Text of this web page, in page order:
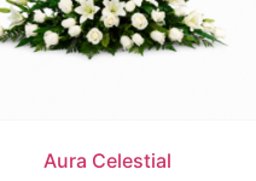
Aura Celestial